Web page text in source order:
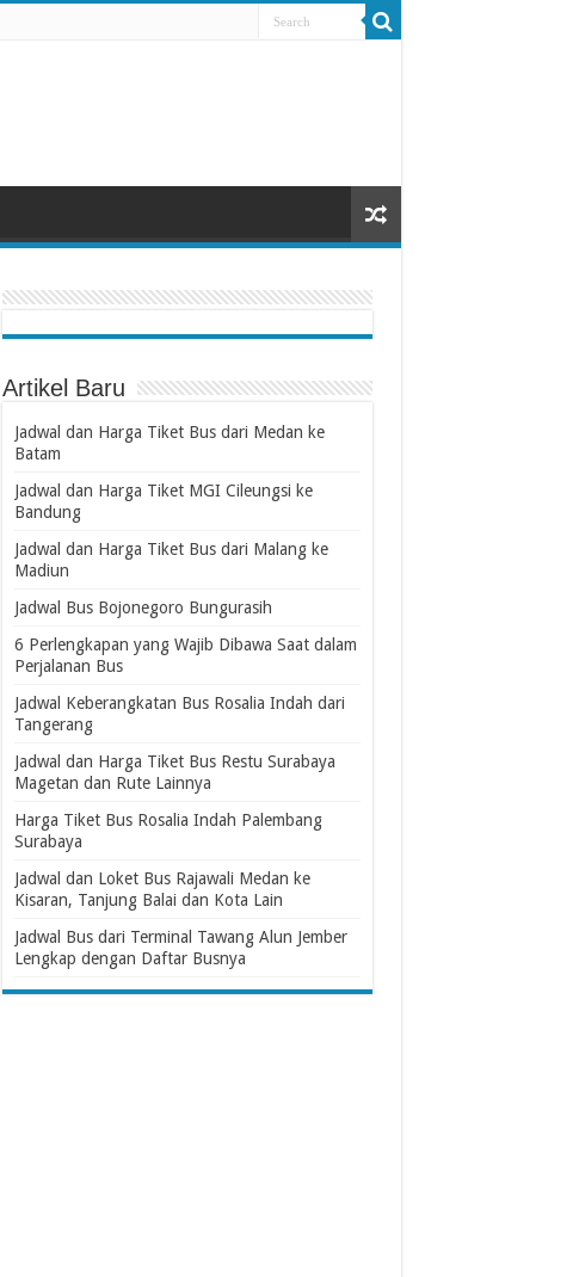
Artikel Baru
Jadwal dan Harga Tiket Bus dari Medan ke
Batam
Jadwal dan Harga Tiket MGI Cileungsi ke
Bandung
Jadwal dan Harga Tiket Bus dari Malang ke
Madiun
Jadwal Bus Bojonegoro Bungurasih
6 Perlengkapan yang Wajib Dibawa Saat dalam
Perjalanan Bus
Jadwal Keberangkatan Bus Rosalia Indah dari
Tangerang
Jadwal dan Harga Tiket Bus Restu Surabaya
Magetan dan Rute Lainnya
Harga Tiket Bus Rosalia Indah Palembang
Surabaya
Jadwal dan Loket Bus Rajawali Medan ke
Kisaran, Tanjung Balai dan Kota Lain
Jadwal Bus dari Terminal Tawang Alun Jember
Lengkap dengan Daftar Busnya